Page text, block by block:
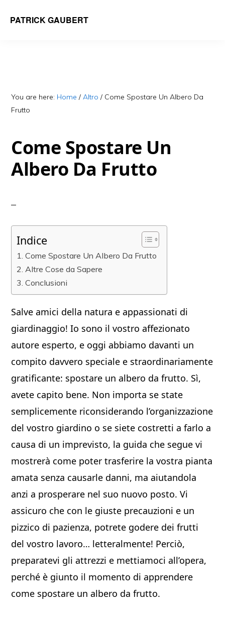
PATRICK GAUBERT
You are here: Home / Altro / Come Spostare Un Albero Da
Frutto
Come Spostare Un
Albero Da Frutto
Indice
Come Spostare Un Albero Da Frutto
Altre Cose da Sapere
Conclusioni
Salve amici della natura e appassionati di
giardinaggio! Io sono il vostro affezionato
autore esperto, e oggi abbiamo davanti un
compito davvero speciale e straordinariamente
gratificante: spostare un albero da frutto. Sì,
avete capito bene. Non importa se state
semplicemente riconsiderando l’organizzazione
del vostro giardino o se siete costretti a farlo a
causa di un imprevisto, la guida che segue vi
mostrerà come poter trasferire la vostra pianta
amata senza causarle danni, ma aiutandola
anzi a prosperare nel suo nuovo posto. Vi
assicuro che con le giuste precauzioni e un
pizzico di pazienza, potrete godere dei frutti
del vostro lavoro… letteralmente! Perciò,
preparatevi gli attrezzi e mettiamoci all’opera,
perché è giunto il momento di apprendere
come spostare un albero da frutto.